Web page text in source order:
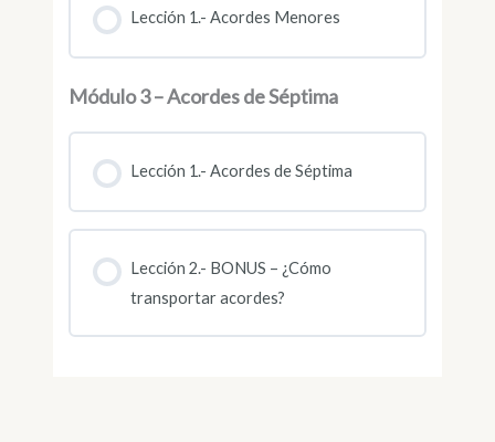
Lección 1.- Acordes Menores
Módulo 3 – Acordes de Séptima
Lección 1.- Acordes de Séptima
Lección 2.- BONUS – ¿Cómo
transportar acordes?